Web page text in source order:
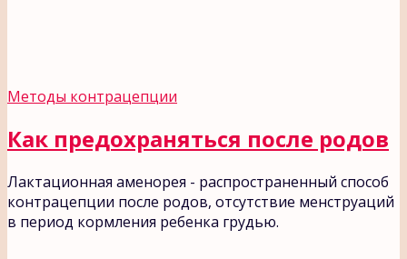
Методы контрацепции
Как предохраняться после родов
Лактационная аменорея - распространенный способ
контрацепции после родов, отсутствие менструаций
в период кормления ребенка грудью.